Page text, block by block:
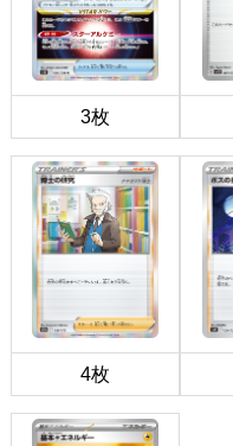
3枚
4枚